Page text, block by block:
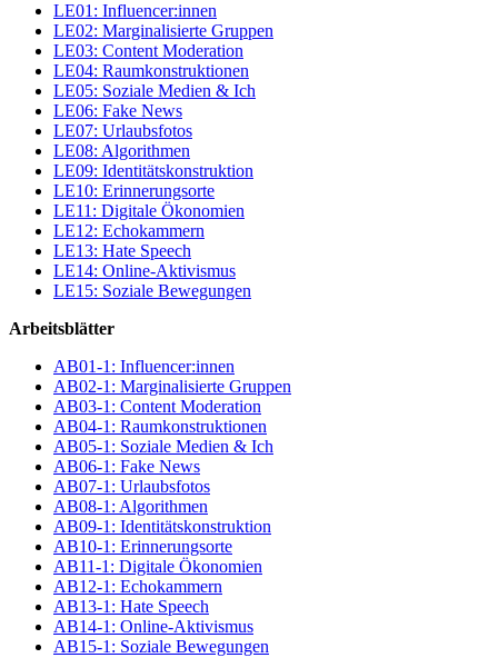
LE01: Influencer:innen
LE02: Marginalisierte Gruppen
LE03: Content Moderation
LE04: Raumkonstruktionen
LE05: Soziale Medien & Ich
LE06: Fake News
LE07: Urlaubsfotos
LE08: Algorithmen
LE09: Identitätskonstruktion
LE10: Erinnerungsorte
LE11: Digitale Ökonomien
LE12: Echokammern
LE13: Hate Speech
LE14: Online-Aktivismus
LE15: Soziale Bewegungen
Arbeitsblätter
AB01-1: Influencer:innen
AB02-1: Marginalisierte Gruppen
AB03-1: Content Moderation
AB04-1: Raumkonstruktionen
AB05-1: Soziale Medien & Ich
AB06-1: Fake News
AB07-1: Urlaubsfotos
AB08-1: Algorithmen
AB09-1: Identitätskonstruktion
AB10-1: Erinnerungsorte
AB11-1: Digitale Ökonomien
AB12-1: Echokammern
AB13-1: Hate Speech
AB14-1: Online-Aktivismus
AB15-1: Soziale Bewegungen